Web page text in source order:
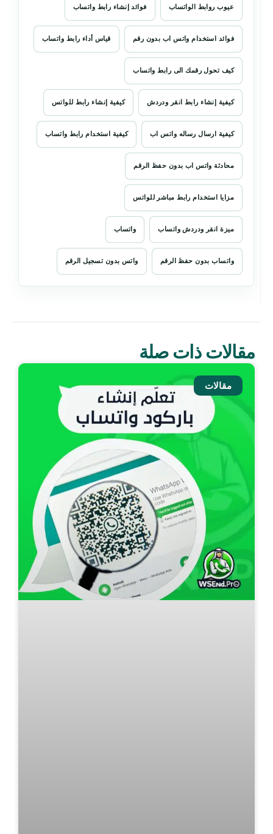
عيوب روابط الواتساب فوائد إنشاء رابط واتساب
فوائد استخدام واتس اب بدون رقم قياس أداء رابط واتساب
كيف تحول رقمك الى رابط واتساب
كيفية إنشاء رابط انقر ودردش كيفية إنشاء رابط للواتس
كيفية ارسال رساله واتس اب كيفية استخدام رابط واتساب
محادثة واتس اب بدون حفظ الرقم
مزايا استخدام رابط مباشر للواتس
ميزة انقر ودردش واتساب واتساب
واتساب بدون حفظ الرقم واتس بدون تسجيل الرقم
مقالات ذات صلة
مقالات